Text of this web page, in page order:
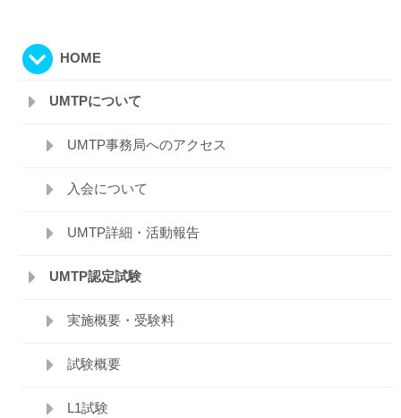
HOME
UMTPについて
UMTP事務局へのアクセス
入会について
UMTP詳細・活動報告
UMTP認定試験
実施概要・受験料
試験概要
L1試験